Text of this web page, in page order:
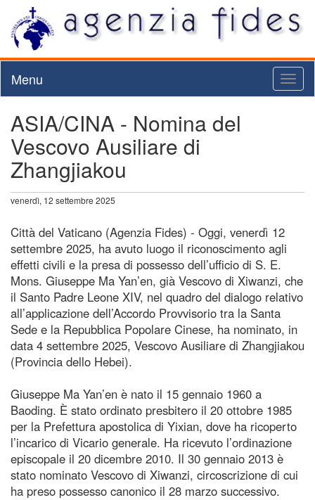
Menu
ASIA/CINA - Nomina del
Vescovo Ausiliare di
Zhangjiakou
venerdì, 12 settembre 2025
Città del Vaticano (Agenzia Fides) - Oggi, venerdì 12
settembre 2025, ha avuto luogo il riconoscimento agli
effetti civili e la presa di possesso dell’ufficio di S. E.
Mons. Giuseppe Ma Yan’en, già Vescovo di Xiwanzi, che
il Santo Padre Leone XIV, nel quadro del dialogo relativo
all’applicazione dell’Accordo Provvisorio tra la Santa
Sede e la Repubblica Popolare Cinese, ha nominato, in
data 4 settembre 2025, Vescovo Ausiliare di Zhangjiakou
(Provincia dello Hebei).
Giuseppe Ma Yan’en è nato il 15 gennaio 1960 a
Baoding. È stato ordinato presbitero il 20 ottobre 1985
per la Prefettura apostolica di Yixian, dove ha ricoperto
l’incarico di Vicario generale. Ha ricevuto l’ordinazione
episcopale il 20 dicembre 2010. Il 30 gennaio 2013 è
stato nominato Vescovo di Xiwanzi, circoscrizione di cui
ha preso possesso canonico il 28 marzo successivo.